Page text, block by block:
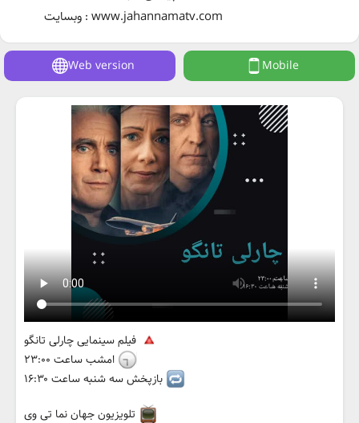
وبسایت : www.jahannamatv.com
Web version Mobile
فیلم سینمایی چارلی تانگو
امشب ساعت ۲۳:۰۰
بازپخش سه شنبه ساعت ۱۶:۳۰
تلویزیون جهان نما تی وی